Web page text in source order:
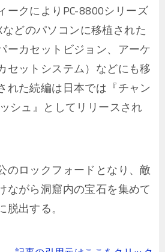
ークによりPC-8800シリーズ
どのパソコンに移植された
ーカセットビジョン、アーケ
セットシステム）などにも移
れた続編は日本では『チャン
シュ』としてリリースされ
のロックフォードとなり、敵
ながら洞窟内の宝石を集めて
出する。